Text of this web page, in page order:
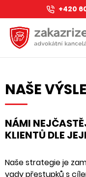
+420
NAŠE
NÁMI
KLIENTŮ DLE
Naše strategie je
vady přestupků s